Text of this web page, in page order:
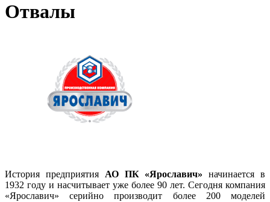
Отвалы
История предприятия АО ПК «Ярославич»начинается в
1932 году и насчитывает уже более 90 лет. Сегодня компания
«Ярославич» серийно производит более 200 моделей